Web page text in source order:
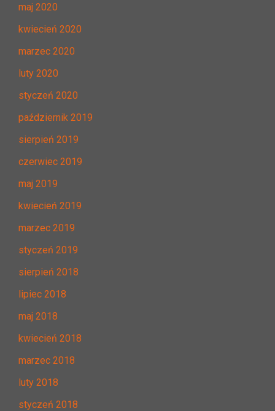
maj 2020
kwiecień 2020
marzec 2020
luty 2020
styczeń 2020
październik 2019
sierpień 2019
czerwiec 2019
maj 2019
kwiecień 2019
marzec 2019
styczeń 2019
sierpień 2018
lipiec 2018
maj 2018
kwiecień 2018
marzec 2018
luty 2018
styczeń 2018